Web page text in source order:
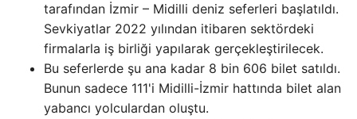
tarafından İzmir – Midilli deniz seferleri başlatıldı.
Sevkiyatlar 2022 yılından itibaren sektördeki
firmalarla iş birliği yapılarak gerçekleştirilecek.
Bu seferlerde şu ana kadar 8 bin 606 bilet satıldı.
Bunun sadece 111'i Midilli-İzmir hattında bilet alan
yabancı yolculardan oluştu.